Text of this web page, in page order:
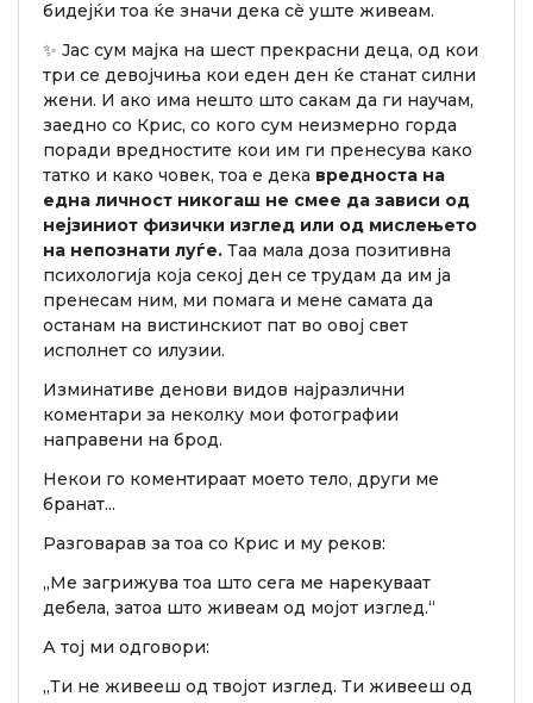
бидејќи тоа ќе значи дека сè уште живеам.
✨ Јас сум мајка на шест прекрасни деца, од кои
три се девојчиња кои еден ден ќе станат силни
жени. И ако има нешто што сакам да ги научам,
заедно со Крис, со кого сум неизмерно горда
поради вредностите кои им ги пренесува како
татко и како човек, тоа е дека вредноста на
една личност никогаш не смее да зависи од
нејзиниот физички изглед или од мислењето
на непознати луѓе. Таа мала доза позитивна
психологија која секој ден се трудам да им ја
пренесам ним, ми помага и мене самата да
останам на вистинскиот пат во овој свет
исполнет со илузии.
Изминативе денови видов најразлични
коментари за неколку мои фотографии
направени на брод.
Некои го коментираат моето тело, други ме
бранат...
Разговарав за тоа со Крис и му реков:
„Ме загрижува тоа што сега ме нарекуваат
дебела, затоа што живеам од мојот изглед.“
А тој ми одговори:
„Ти не живееш од твојот изглед. Ти живееш од